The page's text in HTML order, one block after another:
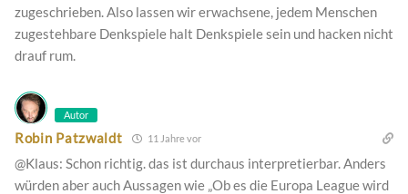
zugeschrieben. Also lassen wir erwachsene, jedem Menschen
zugestehbare Denkspiele halt Denkspiele sein und hacken nicht
drauf rum.
Autor
Robin Patzwaldt 11 Jahre vor
@Klaus: Schon richtig. das ist durchaus interpretierbar. Anders
würden aber auch Aussagen wie „Ob es die Europa League wird